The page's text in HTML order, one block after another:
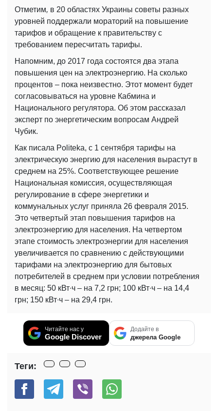
Отметим, в 20 областях Украины советы разных
уровней поддержали мораторий на повышение
тарифов и обращение к правительству с
требованием пересчитать тарифы.
Напомним, до 2017 года состоятся два этапа
повышения цен на электроэнергию. На сколько
процентов – пока неизвестно. Этот момент будет
согласовываться на уровне Кабмина и
Национального регулятора. Об этом рассказал
эксперт по энергетическим вопросам Андрей
Чубик.
Как писала Politeka, с 1 сентября тарифы на
электрическую энергию для населения вырастут в
среднем на 25%. Соответствующее решение
Национальная комиссия, осуществляющая
регулирование в сфере энергетики и
коммунальных услуг приняла 26 февраля 2015.
Это четвертый этап повышения тарифов на
электроэнергию для населения. На четвертом
этапе стоимость электроэнергии для населения
увеличивается по сравнению с действующими
тарифами на электроэнергию для бытовых
потребителей в среднем при условии потребления
в месяц: 50 кВт∙ч – на 7,2 грн; 100 кВт∙ч – на 14,4
грн; 150 кВт∙ч – на 29,4 грн.
Читайте нас у
Google Discover
Додайте в
джерела Google
Теги: